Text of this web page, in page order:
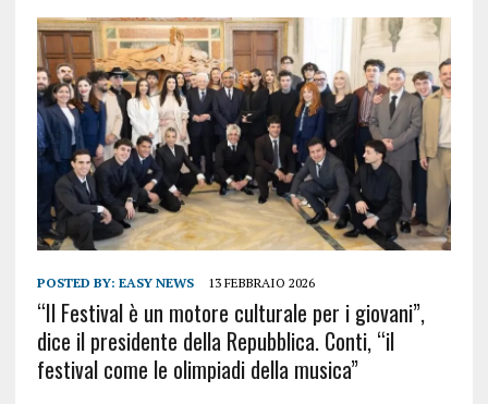
POSTED BY: EASY NEWS 13 FEBBRAIO 2026
“Il Festival è un motore culturale per i giovani”,
dice il presidente della Repubblica. Conti, “il
festival come le olimpiadi della musica”